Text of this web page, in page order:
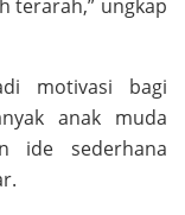
terarah,” ungkap
motivasi bagi
anak muda
ide sederhana